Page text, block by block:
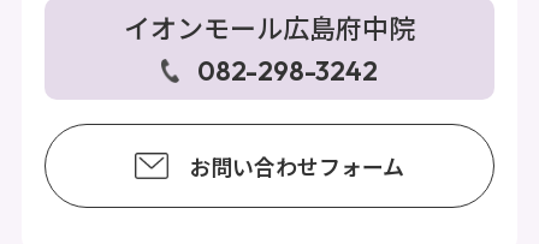
イオンモール広島府中院
082-298-3242
お問い合わせフォーム